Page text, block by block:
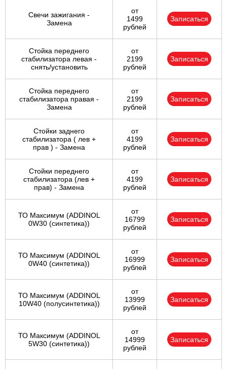
Свечи зажигания -
Замена
от
1499
рублей
Записаться
Стойка переднего
стабилизатора левая -
снять/установить
от
2199
рублей
Записаться
Стойка переднего
стабилизатора правая -
Замена
от
2199
рублей
Записаться
Стойки заднего
стабилизатора ( лев +
прав ) - Замена
от
4199
рублей
Записаться
Стойки переднего
стабилизатора (лев +
прав) - Замена
от
4199
рублей
Записаться
ТО Максимум (ADDINOL
0W30 (синтетика))
от
16799
рублей
Записаться
ТО Максимум (ADDINOL
0W40 (синтетика))
от
16999
рублей
Записаться
ТО Максимум (ADDINOL
10W40 (полусинтетика))
от
13999
рублей
Записаться
ТО Максимум (ADDINOL
5W30 (синтетика))
от
14999
рублей
Записаться